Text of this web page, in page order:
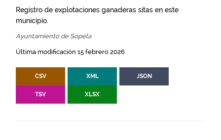
Registro de explotaciones ganaderas sitas en este
municipio.
Ayuntamiento de Sopela
Última modificación 15 febrero 2026
CSV XML JSON
TSV XLSX